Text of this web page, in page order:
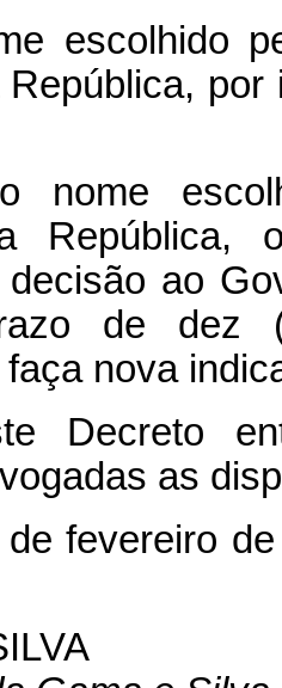
escolhido
nome
ao
de dez
nova
Decreto
as
fevereiro